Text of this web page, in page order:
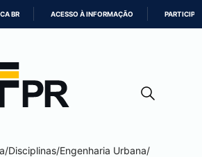
CONTEÚDO
BR ACESSO À INFORMAÇÃO PARTICIPE
/Disciplinas/Engenharia Urbana/